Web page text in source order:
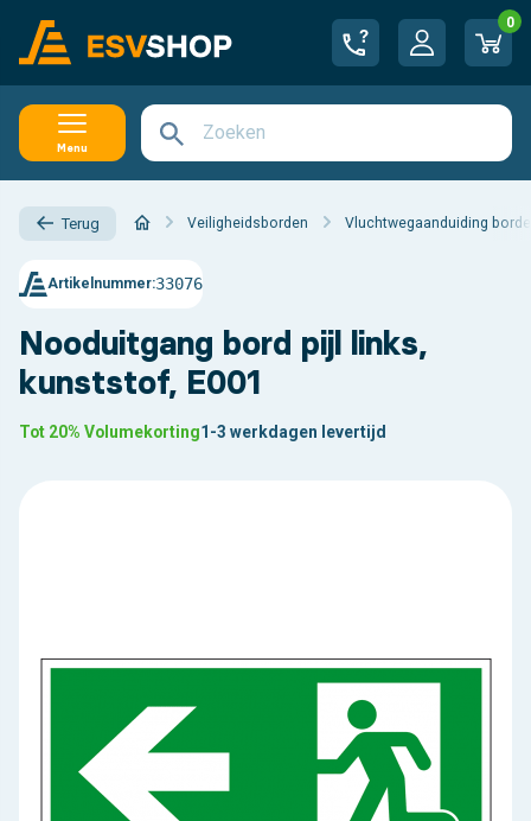
0
Menu
Terug Veiligheidsborden Vluchtwegaanduiding
Nooduitgang bord pijl links,
kunststof, E001
Artikelnummer:33076
Tot 20% Volumekorting1-3 werkdagen levertijd